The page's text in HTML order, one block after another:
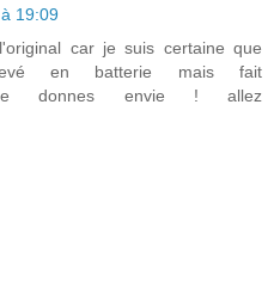
19:09
car je suis certaine que
en batterie mais fait
me donnes envie ! allez